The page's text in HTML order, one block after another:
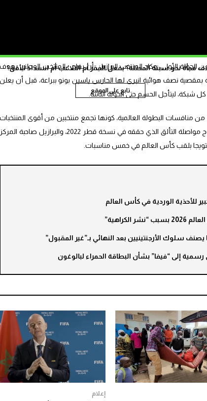
فجأة نحو سبتة المحتلة؟ بفعل الفقر أم التلاعب أم انسداد الأفق؟
تابع على الموقع
في بعض اللحظات من جهة ثانية.
وهبي الذي أحرج شيخ المدربين كارلو أنشيلوتي، الذي وقف ولاعبوه
الأطلس، فضلا عن سرعة إخراج الكرة بين أقدام اللاعبين البرازيليين.
الجولة الأولى، وكاد المنتخب البرازيلي أن يفاجئ المنتخب الوطني بهدف
نصف هوائية انبرى لها الحارس ياسين بونو ببراعة، قبل أن يعلن
شبكة، ليتأجل الحسم حتى الجولة الثانية.
من منافسات البطولة العالمية، كونها تجمع منتخبين من أقوى المنتخبات
العالمية، المغرب صاحب المركز السابع عالميا بطموح مواصلة التألق الذي حققه في نسخة قطر 2022، والبرازيل صاحبة المركز
تتويجا بلقب كأس العالم في خمس مناسبات.
للأحذية الوردية في كأس العالم
إلى “فيفا” بشأن البطاقة الحمراء لبالوغون
إعلام